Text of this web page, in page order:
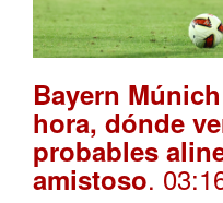
Bayern
hora, dónde
probables
amistoso.